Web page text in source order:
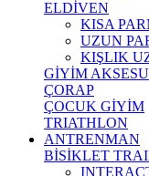
ELDİVEN
KISA
UZUN
KIŞLIK
GİYİM
ÇORAP
ÇOCUK GİYİM
TRIATHLON
ANTRENMAN
BİSİKLET